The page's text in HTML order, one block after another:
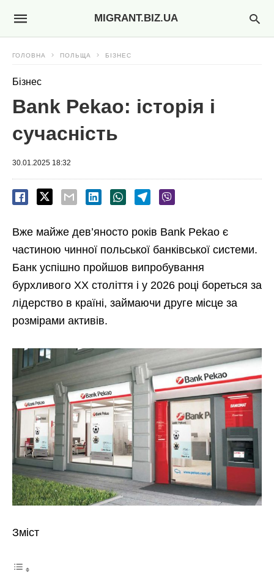
MIGRANT.BIZ.UA
ГОЛОВНА ПОЛЬЩА БІЗНЕС
Бізнес
Bank Pekao: історія і
сучасність
30.01.2025 18:32
Вже майже дев’яносто років Bank Pekao є
частиною чинної польської банківської системи.
Банк успішно пройшов випробування
бурхливого XX століття і у 2026 році бореться за
лідерство в країні, займаючи друге місце за
розмірами активів.
Зміст